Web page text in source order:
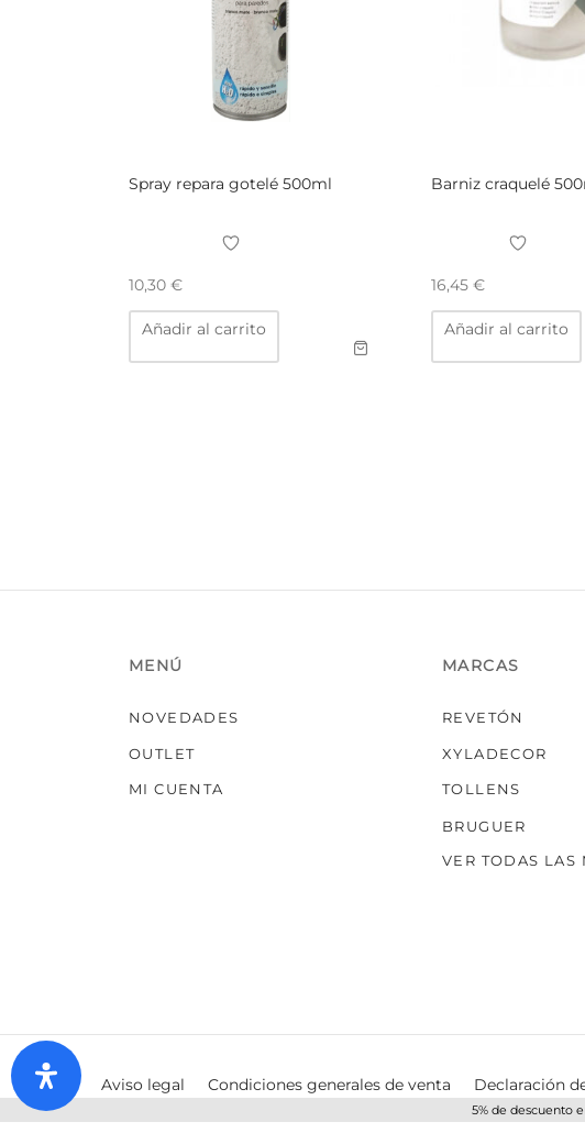
5% de descuento
Spray repara gotelé 500ml
10,30 €
Añadir al carrito
Barniz craquelé
16,45 €
Añadir al carrito
MENÚ
NOVEDADES
OUTLET
MI CUENTA
MARCAS
REVETÓN
XYLADECOR
TOLLENS
BRUGUER
VER TODAS LAS
Aviso legal Condiciones generales de venta Declaración